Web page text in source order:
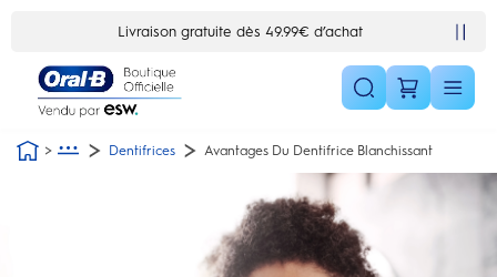
Livraison gratuite dès 49.99€ d’achat
Dentifrices Avantages Du Dentifrice Blanchissant